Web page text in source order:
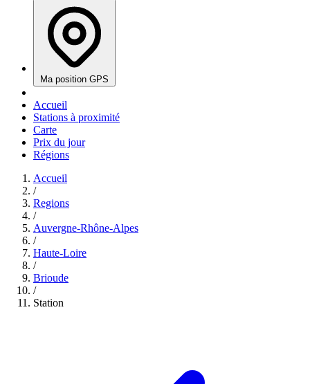
Ma position GPS
Accueil
Stations à proximité
Carte
Prix du jour
Régions
Accueil
/
Regions
/
Auvergne-Rhône-Alpes
/
Haute-Loire
/
Brioude
/
Station